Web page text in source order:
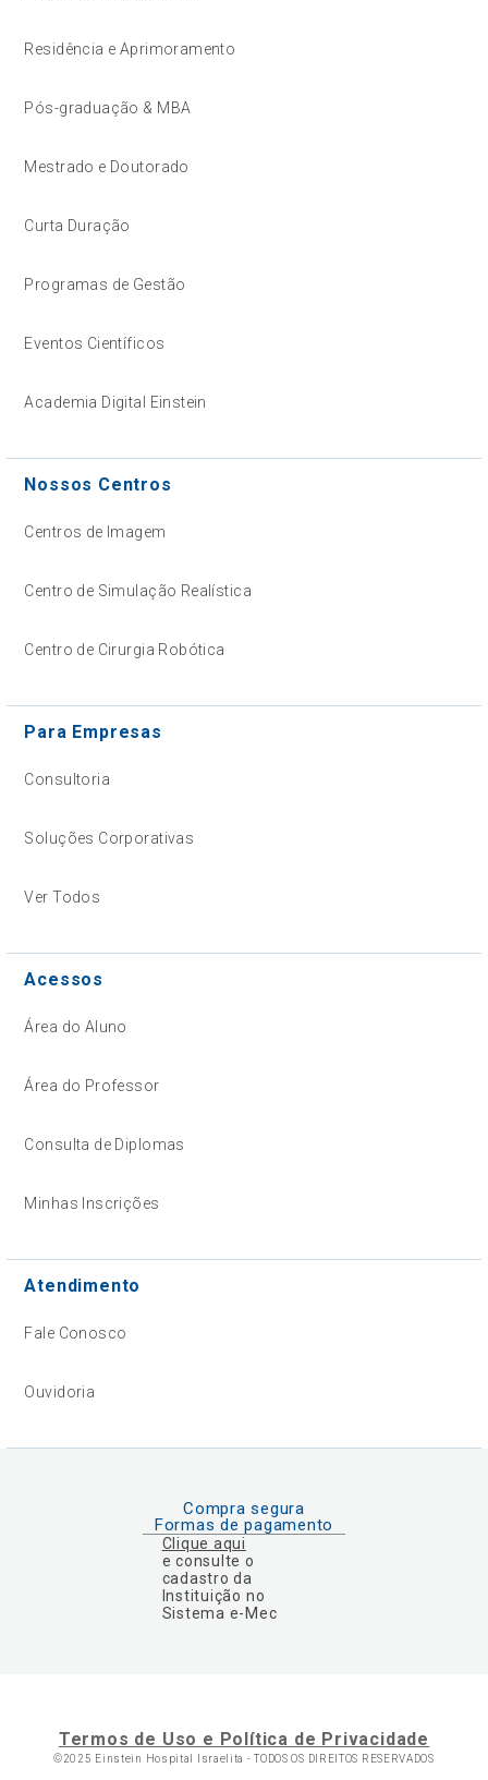
Residência e Aprimoramento
Pós-graduação & MBA
Mestrado e Doutorado
Curta Duração
Programas de Gestão
Eventos Científicos
Academia Digital Einstein
Nossos Centros
Centros de Imagem
Centro de Simulação Realística
Centro de Cirurgia Robótica
Para Empresas
Consultoria
Soluções Corporativas
Ver Todos
Acessos
Área do Aluno
Área do Professor
Consulta de Diplomas
Minhas Inscrições
Atendimento
Fale Conosco
Ouvidoria
Compra segura
Formas de pagamento
Clique aqui
e consulte o
cadastro da
Instituição no
Sistema e-Mec
Termos de Uso e Política de Privacidade
©2025 Einstein Hospital Israelita -TODOS OS DIREITOS RESERVADOS